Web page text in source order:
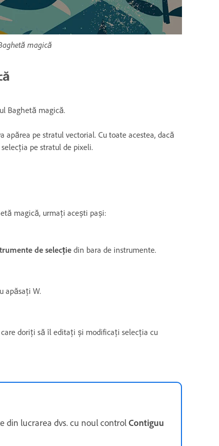
magică
Baghetă magică.
pe stratul vectorial. Cu toate acestea, dacă
pe stratul de pixeli.
magică, urmați acești pași:
de selecție din bara de instrumente.
apăsați W.
doriți să îl editați și modificați selecția cu
din lucrarea dvs. cu noul controlContiguu